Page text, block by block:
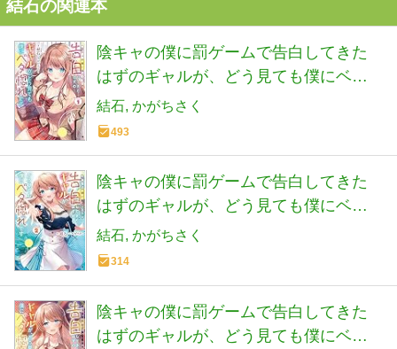
結石の関連本
陰キャの僕に罰ゲームで告白してきた
はずのギャルが、どう見ても僕にベタ
惚れです 1 (HJ文庫)
結石 かがちさく
493
陰キャの僕に罰ゲームで告白してきた
はずのギャルが、どう見ても僕にベタ
惚れです 2 (HJ文庫)
結石 かがちさく
314
陰キャの僕に罰ゲームで告白してきた
はずのギャルが、どう見ても僕にベタ